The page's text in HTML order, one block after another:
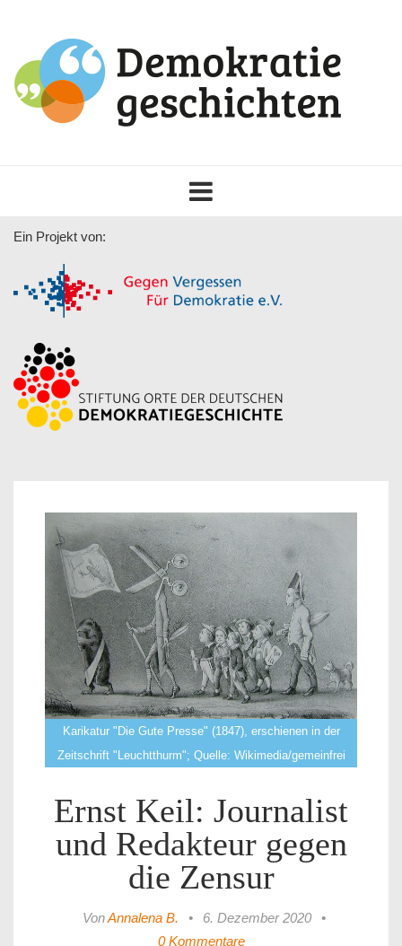
navigation
Ein Projekt von:
Karikatur "Die Gute Presse" (1847), erschienen in der
Zeitschrift "Leuchtthurm"; Quelle: Wikimedia/gemeinfrei
Ernst Keil: Journalist
und Redakteur gegen
die Zensur
VonAnnalena B. • 6. Dezember 2020
•
0 Kommentare